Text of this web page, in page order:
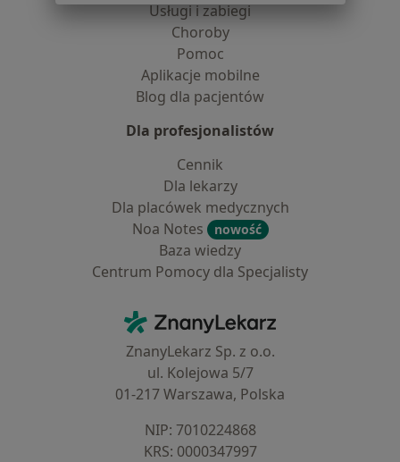
Usługi i zabiegi
Choroby
Pomoc
Aplikacje mobilne
Blog dla pacjentów
Dla profesjonalistów
Cennik
Dla lekarzy
Dla placówek medycznych
Noa Notes
nowość
Baza wiedzy
Centrum Pomocy dla Specjalisty
ZnanyLekarz - Strona główna
ZnanyLekarz Sp. z o.o.
ul. Kolejowa 5/7
01-217 Warszawa, Polska
NIP: ⁠7010224868
KRS: ⁠0000347997